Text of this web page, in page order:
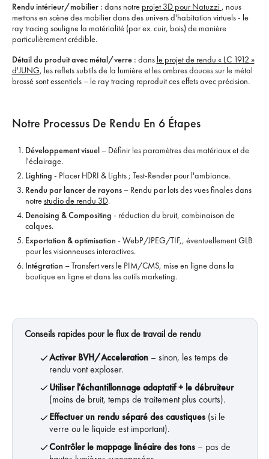
Rendu intérieur/mobilier : dans notre projet 3D pour Natuzzi , nous
mettons en scène des mobilier dans des univers d'habitation virtuels - le
ray tracing souligne la matérialité (par ex. cuir, bois) de manière
particulièrement crédible.
Détail du produit avec métal/verre : dans le projet de rendu « LC 1912 »
d'JUNG, les reflets subtils de la lumière et les ombres douces sur le métal
brossé sont essentiels – le ray tracing reproduit ces effets avec précision.
Notre Processus De Rendu En 6 Étapes
Développement visuel– Définir les paramètres des matériaux et de
l'éclairage.
Lighting - Placer HDRI & Lights ; Test-Render pour l'ambiance.
Rendu par lancer de rayons– Rendu par lots des vues finales dans
notrestudio de rendu 3D.
Denoising & Compositing - réduction du bruit, combinaison de
calques.
Exportation & optimisation - WebP/JPEG/TIF,, éventuellement GLB
pour les visionneuses interactives.
Intégration – Transfert vers le PIM/CMS, mise en ligne dans la
boutique en ligne et dans les outils marketing.
Conseils rapides pour le flux de travail de rendu
Activer BVH/Acceleration – sinon, les temps de
rendu vont exploser.
Utiliser l'échantillonnage adaptatif + le débruiteur
(moins de bruit, temps de traitement plus courts).
Effectuer un rendu séparé des caustiques (si le
verre ou le liquide est important).
Contrôler le mappage linéaire des tons – pas de